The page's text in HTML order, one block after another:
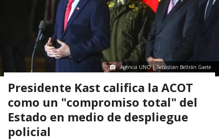
Agencia UNO | Sebastián Beltrán Gaete
Presidente Kast califica la ACOT
como un "compromiso total" del
Estado en medio de despliegue
policial